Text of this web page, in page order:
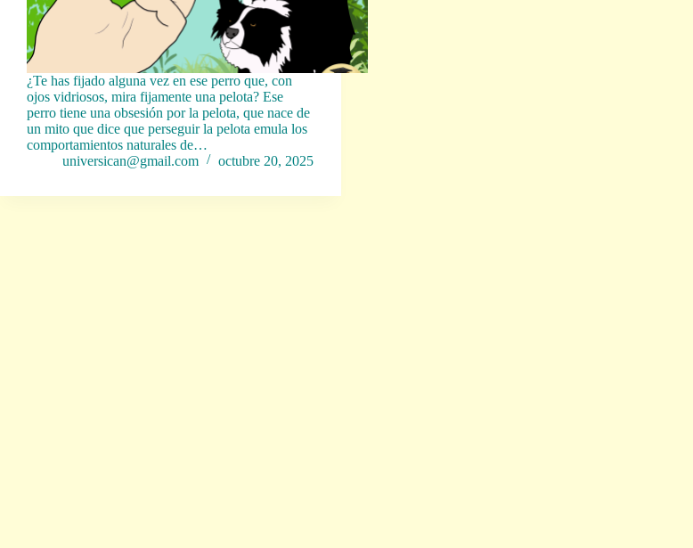
¿Te has fijado alguna vez en ese perro que, con
ojos vidriosos, mira fijamente una pelota? Ese
perro tiene una obsesión por la pelota, que nace de
un mito que dice que perseguir la pelota emula los
comportamientos naturales de…
universican@gmail.com
octubre 20, 2025